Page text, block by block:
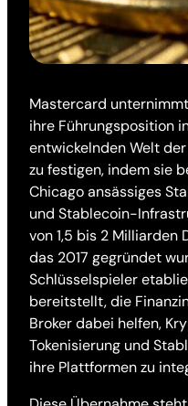
Mastercard
ihre Führungsposition
entwickelnden Welt
zu festigen, indem sie
Chicago ansässiges
und Stablecoin-
von 1,5 bis 2 Milliarden
das 2017 gegründet
Schlüsselspieler
bereitstellt, die
Broker dabei helfen,
Tokenisierung und
ihre Plattformen zu